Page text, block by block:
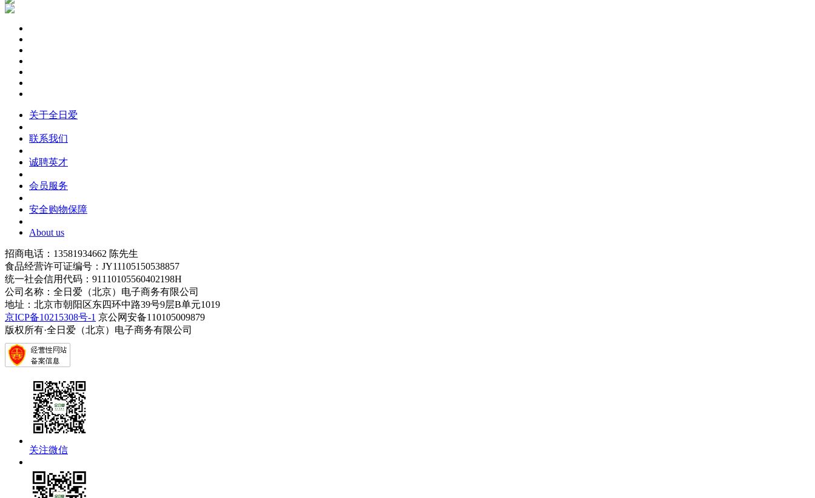
关于全日爱
联系我们
诚聘英才
会员服务
安全购物保障
About us
招商电话：13581934662 陈先生
食品经营许可证编号：JY11105150538857
统一社会信用代码：91110105560402198H
公司名称：全日爱（北京）电子商务有限公司
地址：北京市朝阳区东四环中路39号9层B单元1019
京ICP备10215308号-1 京公网安备110105009879
版权所有·全日爱（北京）电子商务有限公司
关注微信